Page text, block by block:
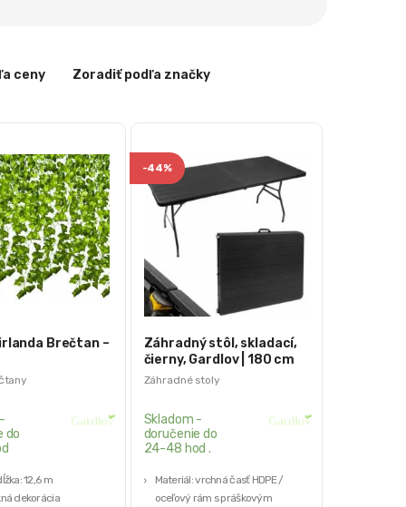
ceny Zoradiť podľa značky
Brečtan –
do
12,6 m
dekorácia
Záhradné stoly
-44%
Záhradný stôl, skladací,
čierny, Gardlov | 180 cm
Skladom -
doručenie do
24-48 hod .
Materiál: vrchná časť HDPE /
oceľový rám s práškovým